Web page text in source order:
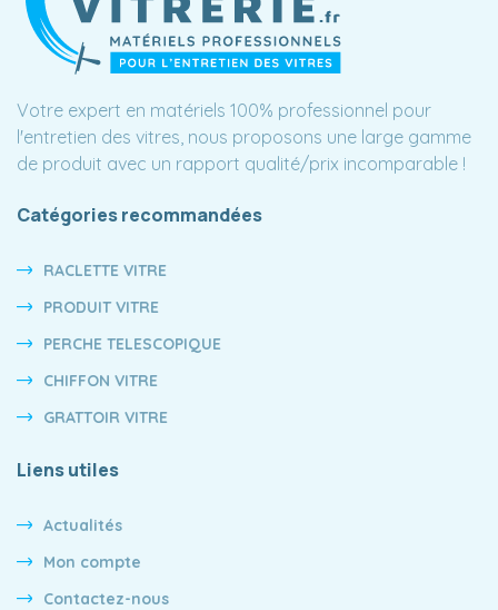
Votre expert en matériels 100% professionnel pour
l'entretien des vitres, nous proposons une large gamme
de produit avec un rapport qualité/prix incomparable !
Catégories recommandées
RACLETTE VITRE
PRODUIT VITRE
PERCHE TELESCOPIQUE
CHIFFON VITRE
GRATTOIR VITRE
Liens utiles
Actualités
Mon compte
Contactez-nous